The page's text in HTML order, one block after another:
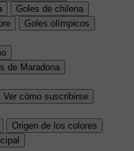
Goles de chilena
Goles olímpicos
de Maradona
Ver cómo suscribirse
Origen de los colores